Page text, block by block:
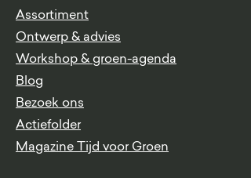
Assortiment
Ontwerp & advies
Workshop & groen-agenda
Blog
Bezoek ons
Actiefolder
Magazine Tijd voor Groen